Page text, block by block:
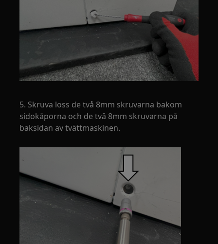
5. Skruva loss de två 8mm skruvarna bakom
sidokåporna och de två 8mm skruvarna på
baksidan av tvättmaskinen.